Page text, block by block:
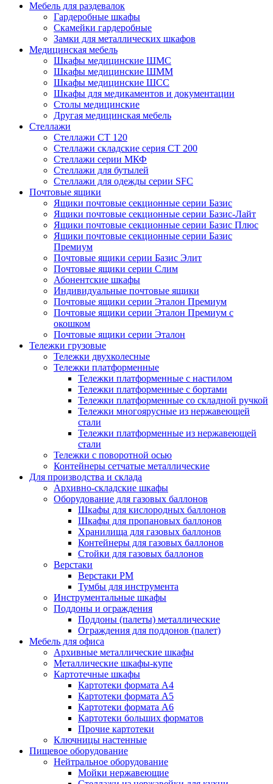
Мебель для раздевалок
Гардеробные шкафы
Скамейки гардеробные
Замки для металлических шкафов
Медицинская мебель
Шкафы медицинские ШМС
Шкафы медицинские ШММ
Шкафы медицинские ШСС
Шкафы для медикаментов и документации
Столы медицинские
Другая медицинская мебель
Стеллажи
Стеллажи СТ 120
Стеллажи складские серия СТ 200
Стеллажи серии МКФ
Стеллажи для бутылей
Стеллажи для одежды серии SFC
Почтовые ящики
Ящики почтовые секционные серии Базис
Ящики почтовые секционные серии Базис-Лайт
Ящики почтовые секционные серии Базис Плюс
Ящики почтовые секционные серии Базис
Премиум
Почтовые ящики серии Базис Элит
Почтовые ящики серии Слим
Абонентские шкафы
Индивидуальные почтовые ящики
Почтовые ящики серии Эталон Премиум
Почтовые ящики серии Эталон Премиум с
окошком
Почтовые ящики серии Эталон
Тележки грузовые
Тележки двухколесные
Тележки платформенные
Тележки платформенные с настилом
Тележки платформенные с бортами
Тележки платформенные со складной ручкой
Тележки многоярусные из нержавеющей
стали
Тележки платформенные из нержавеющей
стали
Тележки с поворотной осью
Контейнеры сетчатые металлические
Для производства и склада
Архивно-складские шкафы
Оборудование для газовых баллонов
Шкафы для кислородных баллонов
Шкафы для пропановых баллонов
Хранилища для газовых баллонов
Контейнеры для газовых баллонов
Стойки для газовых баллонов
Верстаки
Верстаки РМ
Тумбы для инструмента
Инструментальные шкафы
Поддоны и ограждения
Поддоны (палеты) металлические
Ограждения для поддонов (палет)
Мебель для офиса
Архивные металлические шкафы
Металлические шкафы-купе
Картотечные шкафы
Картотеки формата А4
Картотеки формата А5
Картотеки формата А6
Картотеки больших форматов
Прочие картотеки
Ключницы настенные
Пищевое оборудование
Нейтральное оборудование
Мойки нержавеющие